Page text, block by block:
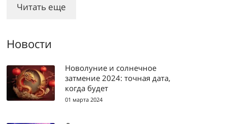
Читать еще
Новости
Новолуние и солнечное
затмение 2024: точная дата,
когда будет
01 марта 2024